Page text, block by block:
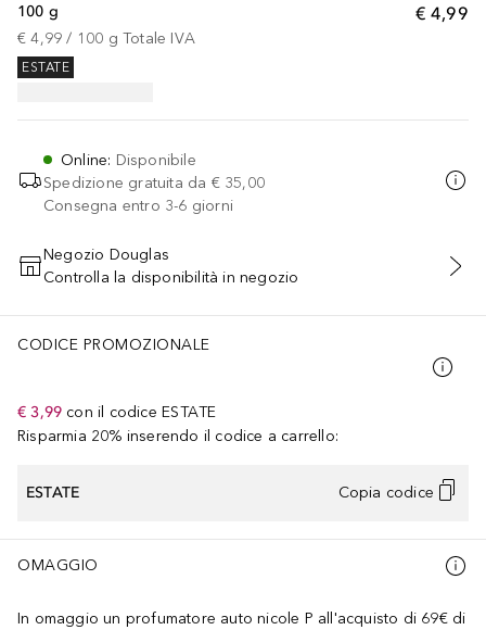
€ 4,99
100 g
€ 4,99 / 100 g Totale IVA
ESTATE
Online: Disponibile
Spedizione gratuita da € 35,00
Consegna entro 3-6 giorni
AGGIUNGI AL CARRELLO
Negozio Douglas
Controlla la disponibilità in negozio
CODICE PROMOZIONALE
€ 3,99 con il codice ESTATE
Risparmia 20% inserendo il codice a carrello:
ESTATE Copia codice
OMAGGIO
In omaggio un profumatore auto nicole P all'acquisto di 69€ di